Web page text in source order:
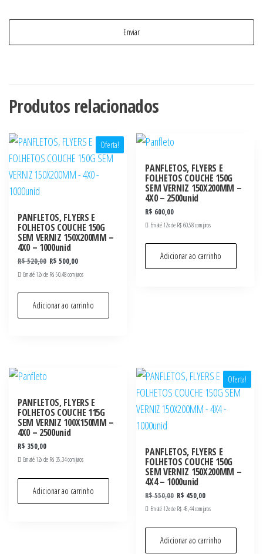
Produtos relacionados
Oferta!
PANFLETOS, FLYERS E
FOLHETOS COUCHE 150G
SEM VERNIZ 150X200MM –
4X0 – 1000unid
R$520,00 R$ 500,00
Em até 12x de R$50,48com juros
Adicionar ao carrinho
PANFLETOS, FLYERS E
FOLHETOS COUCHE 150G
SEM VERNIZ 150X200MM –
4X0 – 2500unid
R$ 600,00
Em até 12x de R$60,58com juros
Adicionar ao carrinho
PANFLETOS, FLYERS E
FOLHETOS COUCHE 115G
SEM VERNIZ 100X150MM –
4X0 – 2500unid
R$ 350,00
Em até 12x de R$35,34com juros
Adicionar ao carrinho
Oferta!
PANFLETOS, FLYERS E
FOLHETOS COUCHE 150G
SEM VERNIZ 150X200MM –
4X4 – 1000unid
R$550,00 R$ 450,00
Em até 12x de R$45,44com juros
Adicionar ao carrinho